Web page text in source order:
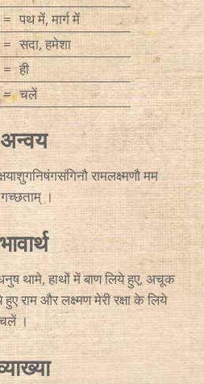
= पथ में, मार्ग में
= सदा, हमेशा
= ही
= चलें
अन्वय
रामलक्ष्मणौ मम
।
भावार्थ
थामे, हाथों में बाण लिये हुए, अचूक
राम और लक्ष्मण मेरी रक्षा के लिये
।